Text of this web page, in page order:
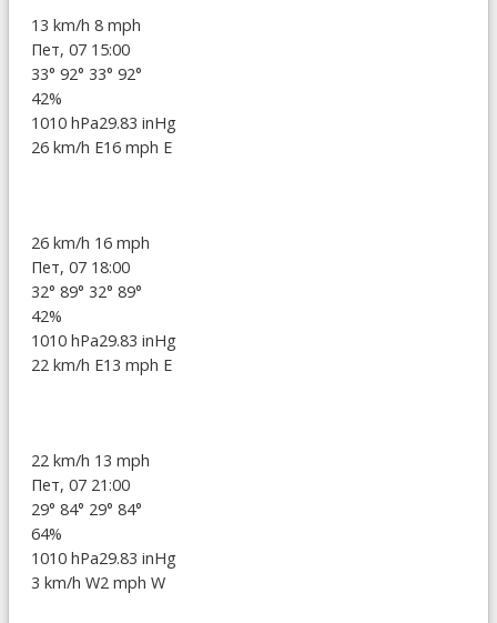
13 km/h 8 mph
Пет, 07 15:00
33° 92° 33° 92°
42%
1010 hPa29.83 inHg
26 km/h E16 mph E
26 km/h 16 mph
Пет, 07 18:00
32° 89° 32° 89°
42%
1010 hPa29.83 inHg
22 km/h E13 mph E
22 km/h 13 mph
Пет, 07 21:00
29° 84° 29° 84°
64%
1010 hPa29.83 inHg
3 km/h W2 mph W